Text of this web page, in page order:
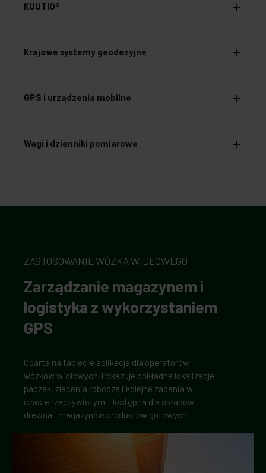
KUUTIO®
Krajowe systemy geodezyjne
GPS i urządzenia mobilne
Wagi i dzienniki pomiarowe
ZASTOSOWANIE WÓZKA WIDŁOWEGO
Zarządzanie magazynem i
logistyka z wykorzystaniem
GPS
Oparta na tablecie aplikacja dla operatorów
wózków widłowych. Pokazuje dokładne lokalizacje
paczek, zlecenia robocze i kolejne zadania w
czasie rzeczywistym. Dostępna dla składów
drewna i magazynów produktów gotowych.